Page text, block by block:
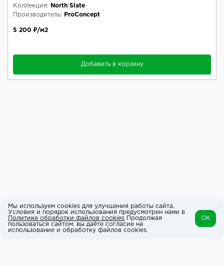
Коллекция:
North Slate
Производитель:
ProConcept
5 200 ₽/м2
Добавить в корзину
Мы используем cookies для улучшения работы сайта.
Условия и порядок использования предусмотрен нами в
Политике обработки файлов cookies Продолжая
пользоваться сайтом, вы даёте согласие на
использование и обработку файлов cookies.
OK